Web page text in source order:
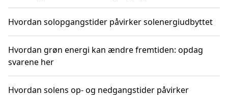
Hvordan solopgangstider påvirker solenergiudbyttet
Hvordan grøn energi kan ændre fremtiden: opdag
svarene her
Hvordan solens op- og nedgangstider påvirker